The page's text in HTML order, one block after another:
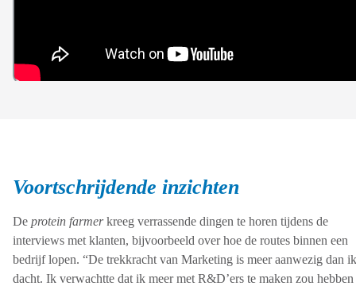
Voortschrijdende inzichten
De protein farmerkreeg verrassende dingen te horen tijdens de
interviews met klanten, bijvoorbeeld over hoe de routes binnen een
bedrijf lopen. “De trekkracht van Marketing is meer aanwezig dan ik
dacht. Ik verwachtte dat ik meer met R&D’ers te maken zou hebben